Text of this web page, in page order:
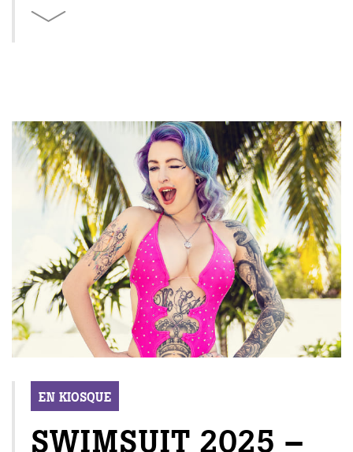
EN KIOSQUE
SWIMSUIT 2025 –